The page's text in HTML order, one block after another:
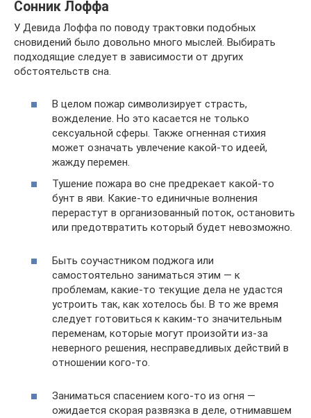
Сонник Лоффа
У Девида Лоффа по поводу трактовки подобных
сновидений было довольно много мыслей. Выбирать
подходящие следует в зависимости от других
обстоятельств сна.
В целом пожар символизирует страсть,
вожделение. Но это касается не только
сексуальной сферы. Также огненная стихия
может означать увлечение какой-то идеей,
жажду перемен.
Тушение пожара во сне предрекает какой-то
бунт в яви. Какие-то единичные волнения
перерастут в организованный поток, остановить
или предотвратить который будет невозможно.
Быть соучастником поджога или
самостоятельно заниматься этим — к
проблемам, какие-то текущие дела не удастся
устроить так, как хотелось бы. В то же время
следует готовиться к каким-то значительным
переменам, которые могут произойти из-за
неверного решения, несправедливых действий в
отношении кого-то.
Заниматься спасением кого-то из огня —
ожидается скорая развязка в деле, отнимавшем